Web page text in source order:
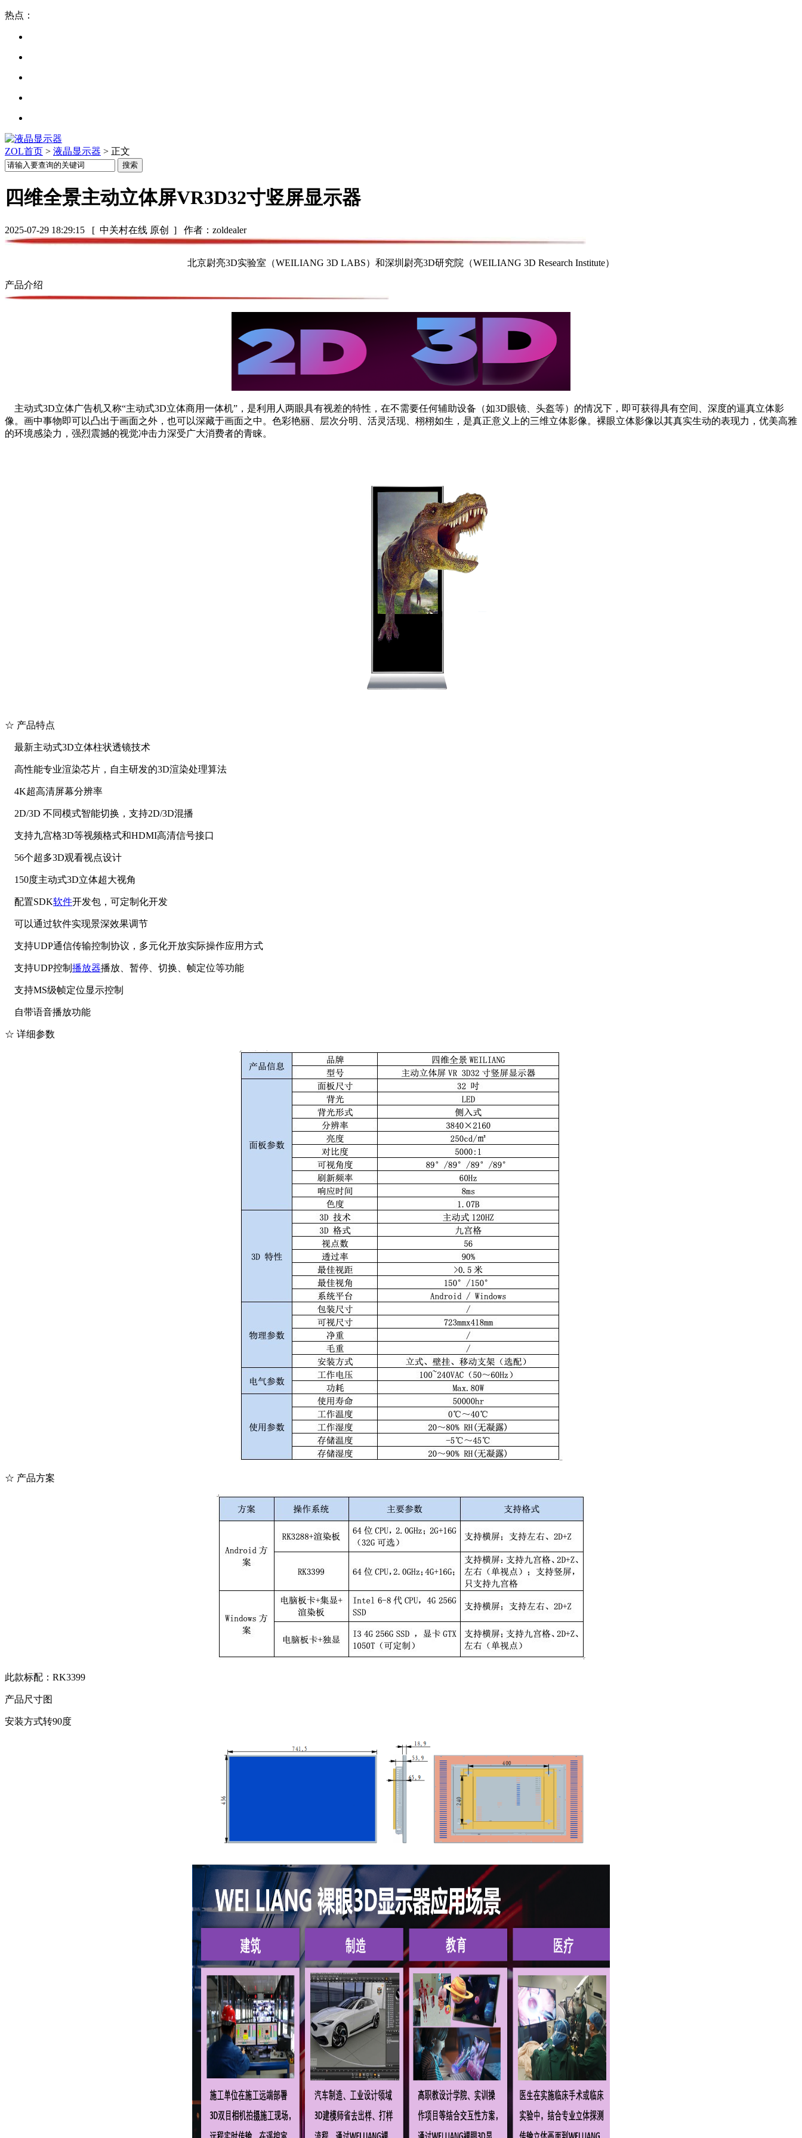
热点：
ZOL首页 > 液晶显示器 > 正文
四维全景主动立体屏VR3D32寸竖屏显示器
2025-07-29 18:29:15 [ 中关村在线 原创 ] 作者：zoldealer
北京尉亮3D实验室（WEILIANG 3D LABS）和深圳尉亮3D研究院（WEILIANG 3D Research Institute）
产品介绍
主动式3D立体广告机又称“主动式3D立体商用一体机”，是利用人两眼具有视差的特性，在不需要任何辅助设备（如3D眼镜、头盔等）的情况下，即可获得具有空间、深度的逼真立体影
像。画中事物即可以凸出于画面之外，也可以深藏于画面之中。色彩艳丽、层次分明、活灵活现、栩栩如生，是真正意义上的三维立体影像。裸眼立体影像以其真实生动的表现力，优美高雅
的环境感染力，强烈震撼的视觉冲击力深受广大消费者的青睐。
☆ 产品特点
最新主动式3D立体柱状透镜技术
高性能专业渲染芯片，自主研发的3D渲染处理算法
4K超高清屏幕分辨率
2D/3D 不同模式智能切换，支持2D/3D混播
支持九宫格3D等视频格式和HDMI高清信号接口
56个超多3D观看视点设计
150度主动式3D立体超大视角
配置SDK软件开发包，可定制化开发
可以通过软件实现景深效果调节
支持UDP通信传输控制协议，多元化开放实际操作应用方式
支持UDP控制 播放器播放、暂停、切换、帧定位等功能
支持MS级帧定位显示控制
自带语音播放功能
☆ 详细参数
☆ 产品方案
此款标配：RK3399
产品尺寸图
安装方式转90度